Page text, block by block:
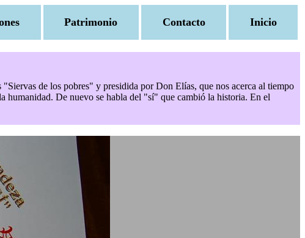
Patrimonio Contacto Inicio
de los pobres" y presidida por Don Elías, que nos acerca al tiempo
humanidad. De nuevo se habla del "sí" que cambió la historia. En el